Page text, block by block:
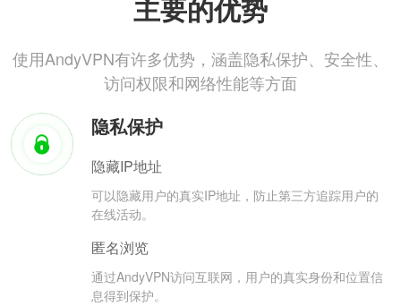
主要的优势
使用AndyVPN有许多优势，涵盖隐私保护、安全性、
访问权限和网络性能等方面
隐私保护
隐藏IP地址
可以隐藏用户的真实IP地址，防止第三方追踪用户的
在线活动。
匿名浏览
通过AndyVPN访问互联网，用户的真实身份和位置信
息得到保护。